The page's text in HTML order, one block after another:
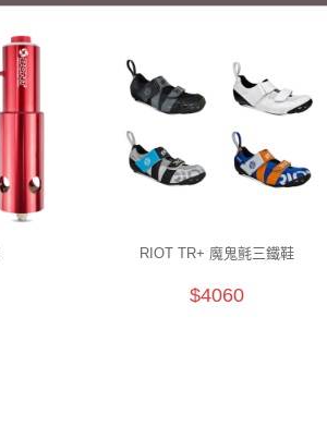
RIOT TR+ 魔鬼氈三鐵鞋
$4060